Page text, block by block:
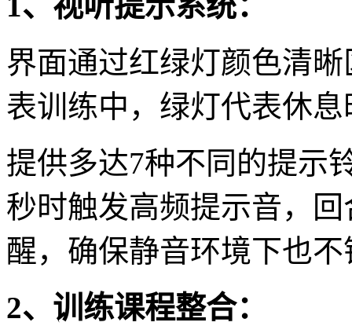
界面通过红绿灯颜色清
表训练中，绿灯代表休息
提供多达7种不同的提示
秒时触发高频提示音，
醒，确保静音环境下也
2、训练课程整合：